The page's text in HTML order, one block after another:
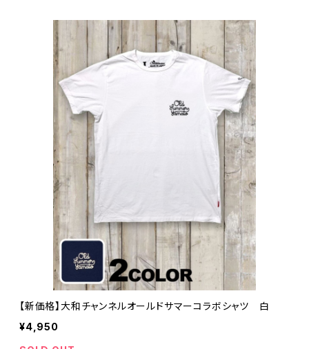
【新価格】大和チャンネルオールドサマーコラボシャツ 白
¥4,950